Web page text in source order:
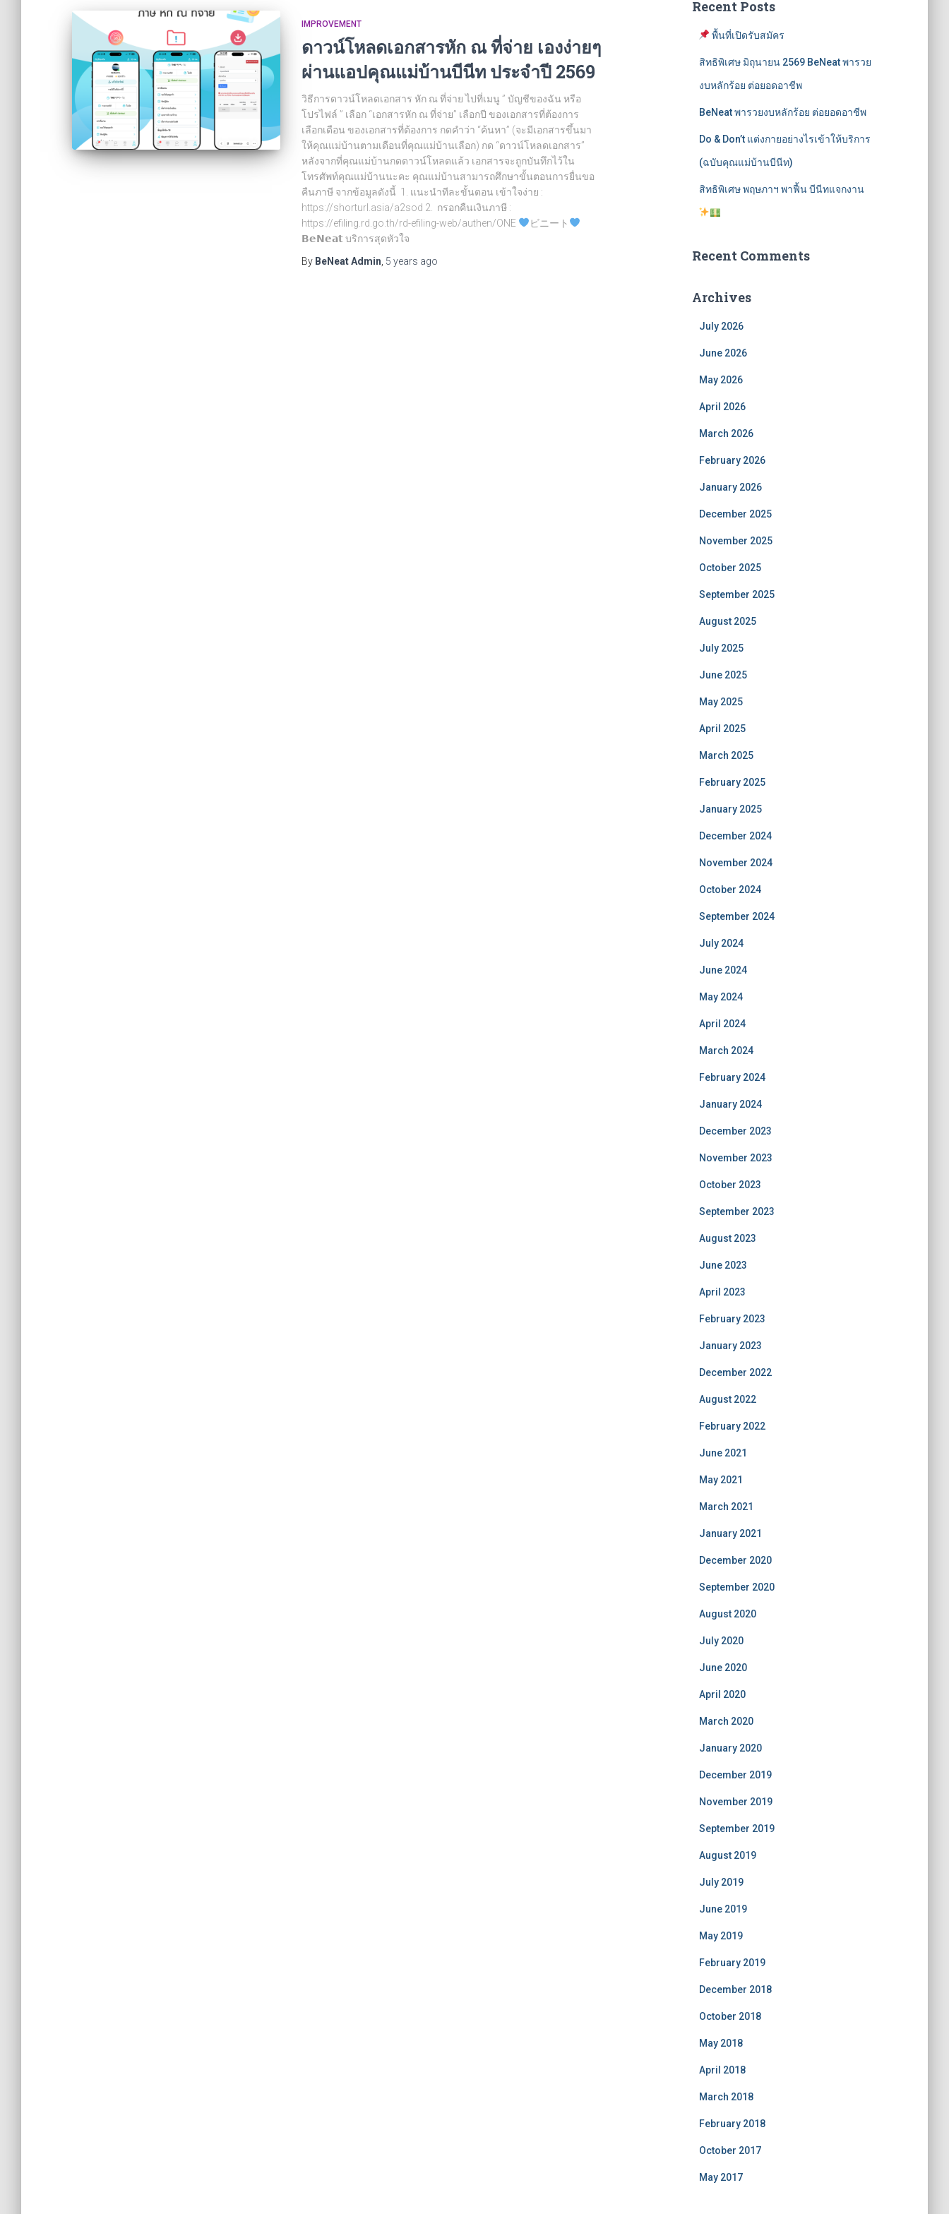
IMPROVEMENT
ดาวน์โหลดเอกสารหัก ณ ที่จ่าย เองง่ายๆ
ผ่านแอปคุณแม่บ้านบีนีท ประจำปี 2569
วิธีการดาวน์โหลดเอกสาร หัก ณ ที่จ่าย ไปที่เมนู ” บัญชีของฉัน หรือ
โปรไฟล์ ” เลือก “เอกสารหัก ณ ที่จ่าย” เลือกปี ของเอกสารที่ต้องการ
เลือกเดือน ของเอกสารที่ต้องการ กดคำว่า “ค้นหา” (จะมีเอกสารขึ้นมา
ให้คุณแม่บ้านตามเดือนที่คุณแม่บ้านเลือก) กด “ดาวน์โหลดเอกสาร”
หลังจากที่คุณแม่บ้านกดดาวน์โหลดแล้ว เอกสารจะถูกบันทึกไว้ใน
โทรศัพท์คุณแม่บ้านนะคะ คุณแม่บ้านสามารถศึกษาขั้นตอนการยื่นขอ
คืนภาษี จากข้อมูลดังนี้ 1. แนะนำทีละขั้นตอน เข้าใจง่าย :
https://shorturl.asia/a2sod 2. กรอกคืนเงินภาษี :
https://efiling.rd.go.th/rd-efiling-web/authen/ONE
ビニート
𝗕𝗲𝗡𝗲𝗮𝘁 บริการสุดหัวใจ
By BeNeat Admin 5 years ago
Recent Posts
พื้นที่เปิดรับสมัคร
สิทธิพิเศษ มิถุนายน 2569 BeNeat พารวย
งบหลักร้อย ต่อยอดอาชีพ
BeNeat พารวยงบหลักร้อย ต่อยอดอาชีพ
Do & Don’t แต่งกายอย่างไรเข้าให้บริการ
(ฉบับคุณแม่บ้านบีนีท)
สิทธิพิเศษ พฤษภาฯ พาฟื้น บีนีทแจกงาน
Recent Comments
Archives
July 2026
June 2026
May 2026
April 2026
March 2026
February 2026
January 2026
December 2025
November 2025
October 2025
September 2025
August 2025
July 2025
June 2025
May 2025
April 2025
March 2025
February 2025
January 2025
December 2024
November 2024
October 2024
September 2024
July 2024
June 2024
May 2024
April 2024
March 2024
February 2024
January 2024
December 2023
November 2023
October 2023
September 2023
August 2023
June 2023
April 2023
February 2023
January 2023
December 2022
August 2022
February 2022
June 2021
May 2021
March 2021
January 2021
December 2020
September 2020
August 2020
July 2020
June 2020
April 2020
March 2020
January 2020
December 2019
November 2019
September 2019
August 2019
July 2019
June 2019
May 2019
February 2019
December 2018
October 2018
May 2018
April 2018
March 2018
February 2018
October 2017
May 2017